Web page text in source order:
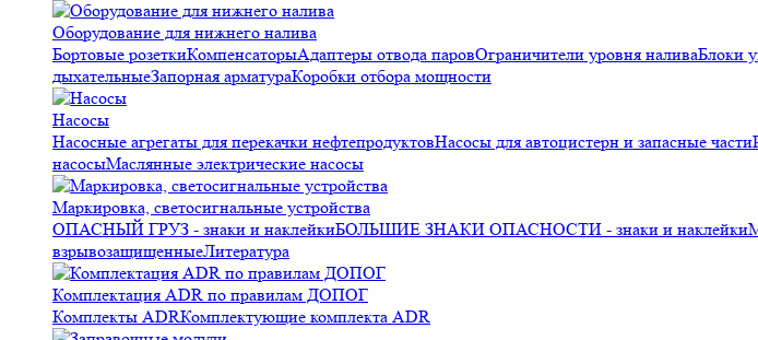
Оборудование для нижнего налива
Бортовые розеткиКомпенсаторыАдаптеры отвода паровОграничители уровня наливаБлоки
дыхательныеЗапорная арматураКоробки отбора мощности
Насосы
Насосные агрегаты для перекачки нефтепродуктовНасосы для автоцистерн и запасные части
насосыМаслянные электрические насосы
Маркировка, светосигнальные устройства
ОПАСНЫЙ ГРУЗ - знаки и наклейкиБОЛЬШИЕ ЗНАКИ ОПАСНОСТИ - знаки и наклейки
взрывозащищенныеЛитература
Комплектация ADR по правилам ДОПОГ
Комплекты ADRКомплектующие комплекта ADR